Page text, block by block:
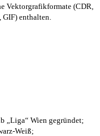
Vektorgrafikformate (CDR,
enthalten.
„Liga“ Wien gegründet;
Weiß;